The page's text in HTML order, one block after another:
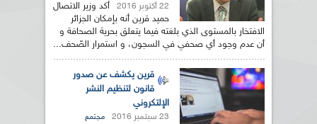
22 أكتوبر 2016
أكد وزير الاتصال
حميد قرين أنه بإمكان الجزائر
الافتخار بالمستوى الذي بلغته فيما يتعلق بحرية الصحافة و
أن عدم وجود أي صحفي في السجون، و استمرار الصّحف...
قرين يكشف عن صدور
قانون لتنظيم النشر
الإلتكروني
23 سبتمبر 2016 مجتمع